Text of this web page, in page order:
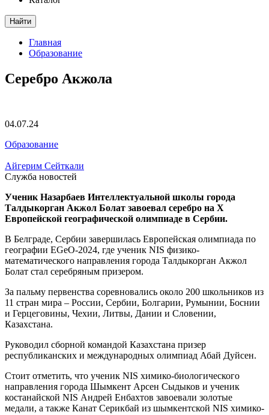
Найти
Главная
Образование
Серебро Акжола
04.07.24
Образование
Айгерим Сейткали
Служба новостей
УченикНазарбаев Интеллектуальной школы города
Талдыкорган Акжол Болат завоевал серебро на X
Европейской географической олимпиаде в Сербии.
В Белграде, Сербии завершилась Европейская олимпиада по
географии EGeO-2024, где ученик NIS физико-
математического направления города Талдыкорган Акжол
Болат стал серебряным призером.
За пальму первенства соревновались около 200 школьников из
11 стран мира – России, Сербии, Болгарии, Румынии, Боснии
и Герцеговины, Чехии, Литвы, Дании и Словении,
Казахстана.
Руководил сборной командой Казахстана призер
республиканских и международных олимпиад Абай Дуйсен.
Стоит отметить, что ученик NIS химико-биологического
направления города Шымкент Арсен Сыдыков и ученик
костанайской NIS Андрей Енбахтов завоевали золотые
медали, а также Канат Серикбай из шымкентской NIS химико-